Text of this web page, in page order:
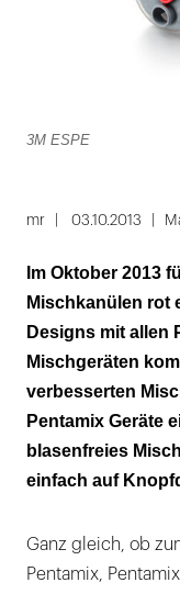
3M ESPE
mr 03.10.2013
Im Oktober 2013
Mischkanülen rot
Designs mit allen
Mischgeräten
verbesserten
Pentamix Geräte
blasenfreies
einfach auf
Ganz gleich, ob
Pentamix,